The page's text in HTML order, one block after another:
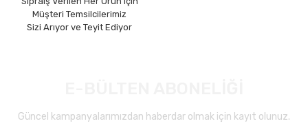
Müşteri Temsilcilerimiz
Sizi Arıyor ve Teyit Ediyor
Güncel kampanyalarımızdan haberdar olmak için kayıt olunuz.